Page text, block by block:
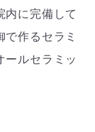
内に完備して
作るセラミ
ールセラミッ